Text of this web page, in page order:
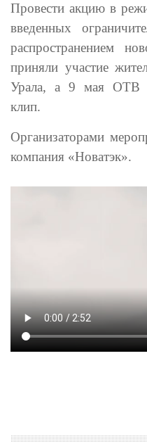
Провести акцию в
введенных
распространением
приняли участие
Урала, а 9 мая ОТВ
клип.
Организаторами
компания «Новатэк».